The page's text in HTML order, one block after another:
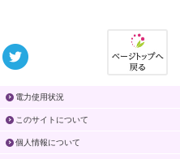
電力使用状況
このサイトについて
個人情報について